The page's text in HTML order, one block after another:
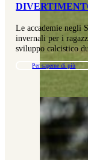
Le accademie negli
invernali per i
sviluppo calcistico
Per saperne di più